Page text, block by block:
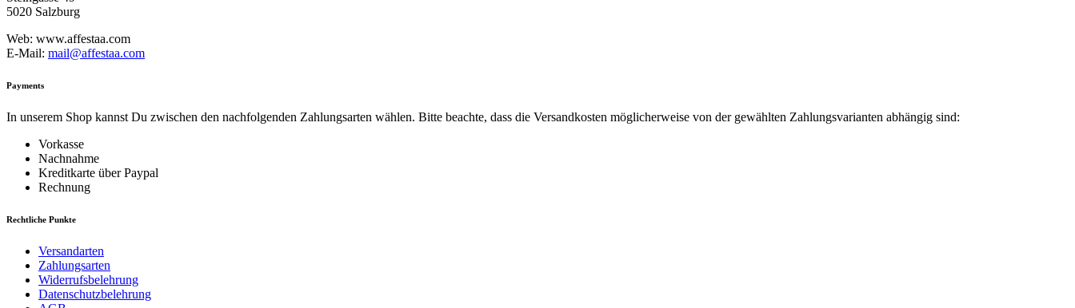
5020 Salzburg
Web: www.affestaa.com
E-Mail: mail@affestaa.com
Payments
In unserem Shop kannst Du zwischen den nachfolgenden Zahlungsarten wählen. Bitte beachte, dass die Versandkosten möglicherweise von der gewählten Zahlungsvarianten abhängig sind:
Vorkasse
Nachnahme
Kreditkarte über Paypal
Rechnung
Rechtliche Punkte
Versandarten
Zahlungsarten
Widerrufsbelehrung
Datenschutzbelehrung